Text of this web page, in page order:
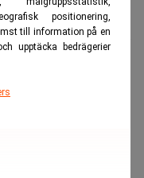
positionering,
till information på en
upptäcka bedrägerier